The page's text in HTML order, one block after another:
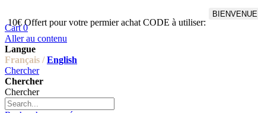
10€ Offert pour votre permier achat CODE à utiliser:
BIENVENUE
Cart 0
Aller au contenu
Langue
Français / English
Chercher
Chercher
Chercher